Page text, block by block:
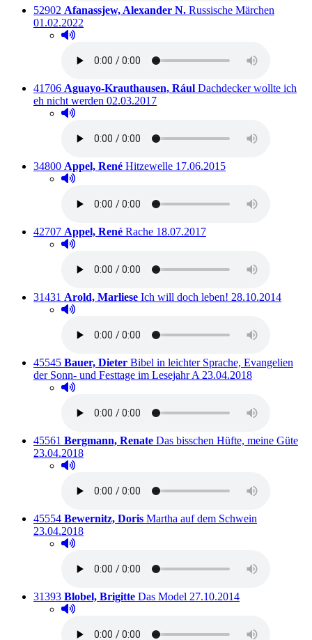
Titelnummer:
52902 von
Afanassjew, Alexander N. Russische Märchen
01.02.2022
Hörprobe abspielen
Hörprobe von Russische Märchen
Titelnummer:
41706 von
Aguayo-Krauthausen, Rául: Dachdecker wollte ich
eh nicht werden Ausleihbar seit dem
02.03.2017
Hörprobe abspielen
Hörprobe von Dachdecker wollte ich eh nicht werden
Titelnummer:
34800 von
Appel, René: Hitzewelle Ausleihbar seit dem
17.06.2015
Hörprobe abspielen
Hörprobe von Hitzewelle
Titelnummer:
42707 von
Appel, René: Rache Ausleihbar seit dem
18.07.2017
Hörprobe abspielen
Hörprobe von Rache
Titelnummer:
31431 von
Arold, Marliese: Ich will doch leben! Ausleihbar seit
28.10.2014
Hörprobe abspielen
Hörprobe von Ich will doch leben!
Titelnummer:
45545 von
Bauer, Dieter: Bibel in leichter Sprache, Evangelien
der Sonn- und Festtage im Lesejahr A Ausleihbar seit dem
23.04.2018
Hörprobe abspielen
Hörprobe von Bibel in leichter Sprache, Evangelien
Titelnummer:
45561 von
Bergmann, Renate: Das bisschen Hüfte, meine Güte
23.04.2018
Hörprobe abspielen
Hörprobe von Das bisschen Hüfte, meine Güte
Titelnummer:
45554 von
Bewernitz, Doris: Martha auf dem Schwein
23.04.2018
Hörprobe abspielen
Hörprobe von Martha auf dem Schwein
Titelnummer:
31393 von
Blobel, Brigitte: Das Model Ausleihbar seit dem
27.10.2014
Hörprobe abspielen
Hörprobe von Das Model